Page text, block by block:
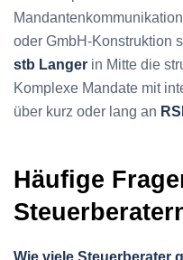
oder GmbH-Konstruktion
stb Langer in Mitte die
Komplexe Mandate mit
über kurz oder lang an
Häufige
Wie viele Steuerberater